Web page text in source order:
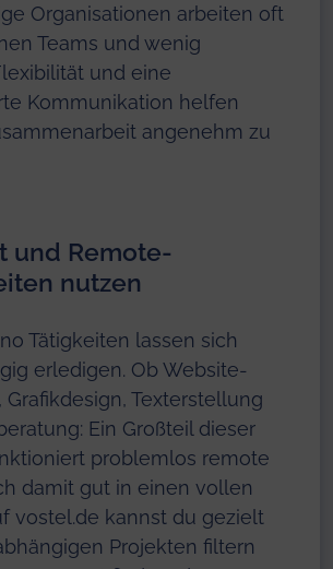
Organisationen arbeiten oft
Teams und wenig
und eine
Kommunikation helfen
angenehm zu
und Remote-
nutzen
Tätigkeiten lassen sich
erledigen. Ob Website-
Texterstellung
Ein Großteil dieser
problemlos remote
damit gut in einen vollen
vostel.de kannst du gezielt
Projekten filtern